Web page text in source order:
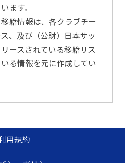
ます。
籍情報は、各クラブチー
、及び（公財）日本サッ
ースされている移籍リス
る情報を元に作成してい
用規約